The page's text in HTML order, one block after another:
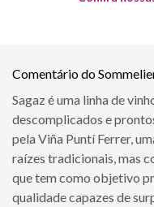
Comentário do
Sagaz é uma linha de
descomplicados e
pela Viña Puntí Ferrer,
raízes tradicionais, mas
que tem como objetivo
qualidade capazes de